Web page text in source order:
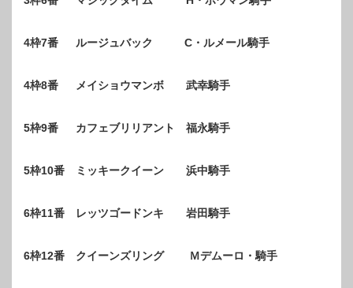
4枠7番 ルージュバック C・ルメール騎手
4枠8番 メイショウマンボ 武幸騎手
5枠9番 カフェブリリアント 福永騎手
5枠10番 ミッキークイーン 浜中騎手
6枠11番 レッツゴードンキ 岩田騎手
6枠12番 クイーンズリング Ｍデムーロ・騎手